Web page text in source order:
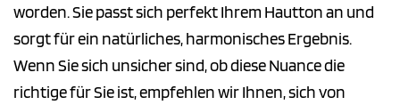
worden. Sie passt sich perfekt Ihrem Hautton an und
sorgt für ein natürliches, harmonisches Ergebnis.
Wenn Sie sich unsicher sind, ob diese Nuance die
richtige für Sie ist, empfehlen wir Ihnen, sich von